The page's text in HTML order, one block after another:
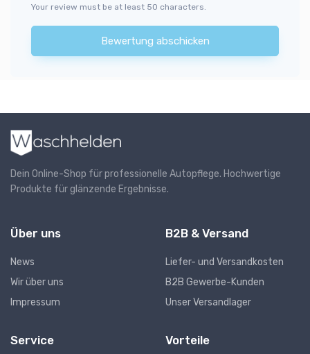
Your review must be at least 50 characters.
Bewertung abschicken
Dein Online-Shop für professionelle Autopflege. Hochwertige
Produkte für glänzende Ergebnisse.
Über uns
News
Wir über uns
Impressum
B2B & Versand
Liefer- und Versandkosten
B2B Gewerbe-Kunden
Unser Versandlager
Service Vorteile